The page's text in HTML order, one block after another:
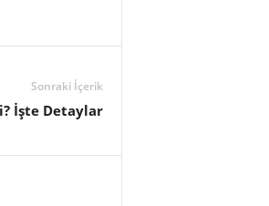
Sonraki İçerik
İşte Detaylar